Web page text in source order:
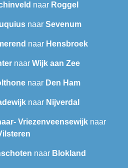
naar Roggel
naar Sevenum
naar Hensbroek
naar Wijk aan Zee
naar Den Ham
naar Nijverdal
Vriezenveensewijk naar
naar Blokland